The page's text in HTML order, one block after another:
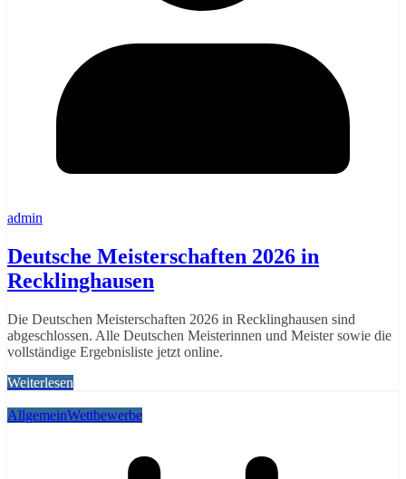
admin
Deutsche Meisterschaften 2026 in
Recklinghausen
Die Deutschen Meisterschaften 2026 in Recklinghausen sind
abgeschlossen. Alle Deutschen Meisterinnen und Meister sowie die
vollständige Ergebnisliste jetzt online.
Weiterlesen
AllgemeinWettbewerbe